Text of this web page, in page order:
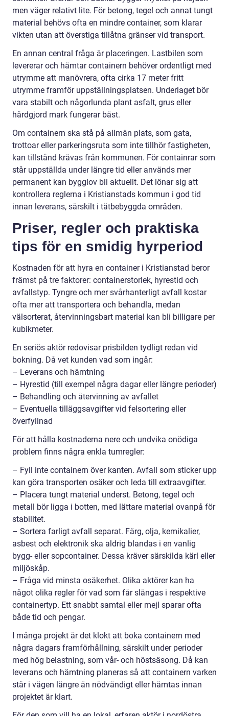
men väger relativt lite. För betong, tegel och annat tungt
material behövs ofta en mindre container, som klarar
vikten utan att överstiga tillåtna gränser vid transport.
En annan central fråga är placeringen. Lastbilen som
levererar och hämtar containern behöver ordentligt med
utrymme att manövrera, ofta cirka 17 meter fritt
utrymme framför uppställningsplatsen. Underlaget bör
vara stabilt och någorlunda plant asfalt, grus eller
hårdgjord mark fungerar bäst.
Om containern ska stå på allmän plats, som gata,
trottoar eller parkeringsruta som inte tillhör fastigheten,
kan tillstånd krävas från kommunen. För containrar som
står uppställda under längre tid eller används mer
permanent kan bygglov bli aktuellt. Det lönar sig att
kontrollera reglerna i Kristianstads kommun i god tid
innan leverans, särskilt i tätbebyggda områden.
Priser, regler och praktiska
tips för en smidig hyrperiod
Kostnaden för att hyra en container i Kristianstad beror
främst på tre faktorer: containerstorlek, hyrestid och
avfallstyp. Tyngre och mer svårhanterligt avfall kostar
ofta mer att transportera och behandla, medan
välsorterat, återvinningsbart material kan bli billigare per
kubikmeter.
En seriös aktör redovisar prisbilden tydligt redan vid
bokning. Då vet kunden vad som ingår:
– Leverans och hämtning
– Hyrestid (till exempel några dagar eller längre perioder)
– Behandling och återvinning av avfallet
– Eventuella tilläggsavgifter vid felsortering eller
överfyllnad
För att hålla kostnaderna nere och undvika onödiga
problem finns några enkla tumregler:
– Fyll inte containern över kanten. Avfall som sticker upp
kan göra transporten osäker och leda till extraavgifter.
– Placera tungt material underst. Betong, tegel och
metall bör ligga i botten, med lättare material ovanpå för
stabilitet.
– Sortera farligt avfall separat. Färg, olja, kemikalier,
asbest och elektronik ska aldrig blandas i en vanlig
bygg- eller sopcontainer. Dessa kräver särskilda kärl eller
miljöskåp.
– Fråga vid minsta osäkerhet. Olika aktörer kan ha
något olika regler för vad som får slängas i respektive
containertyp. Ett snabbt samtal eller mejl sparar ofta
både tid och pengar.
I många projekt är det klokt att boka containern med
några dagars framförhållning, särskilt under perioder
med hög belastning, som vår- och höstsäsong. Då kan
leverans och hämtning planeras så att containern varken
står i vägen längre än nödvändigt eller hämtas innan
projektet är klart.